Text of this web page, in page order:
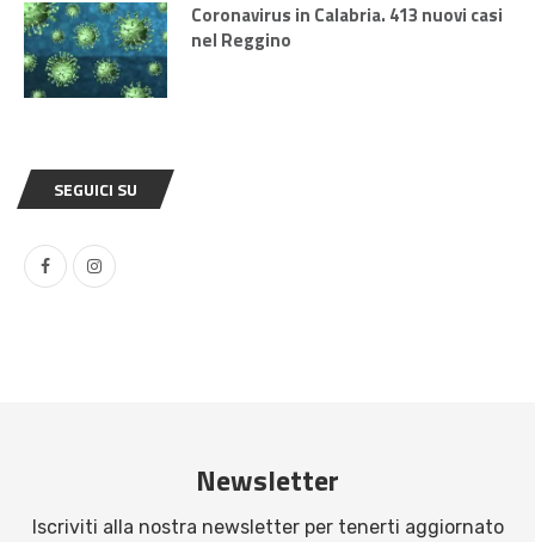
Coronavirus in Calabria. 413 nuovi casi
nel Reggino
SEGUICI SU
Newsletter
Iscriviti alla nostra newsletter per tenerti aggiornato